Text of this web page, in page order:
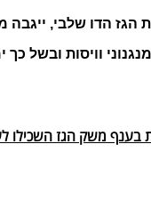
הדו שלבי, ייגבה
האחר, וזאת מאחר והוסת בנוי
בענף משק הגז השכילו